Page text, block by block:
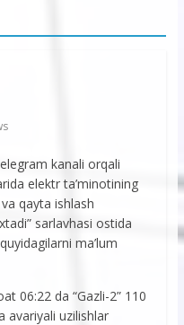
kanali orqali
elektr ta’minotining
qayta ishlash
sarlavhasi ostida
ma’lum
06:22 da “Gazli-2” 110
avariyali uzilishlar